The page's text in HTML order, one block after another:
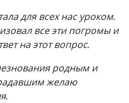
для всех нас уроком.
все эти погромы и
на этот вопрос.
родным и
желаю